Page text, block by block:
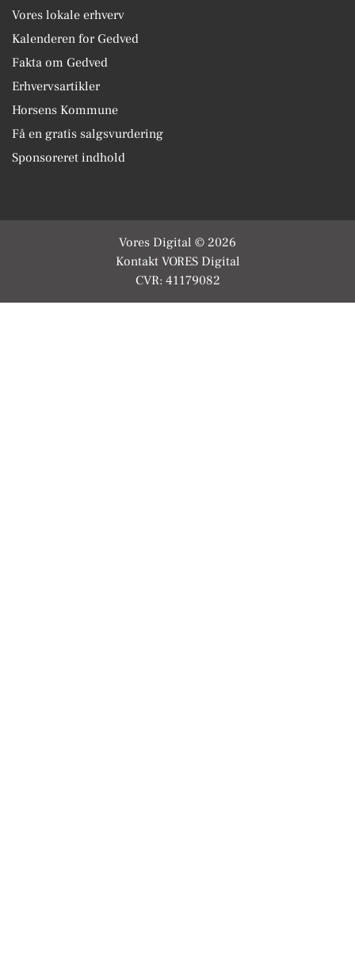
Vores lokale erhverv
Kalenderen for Gedved
Fakta om Gedved
Erhvervsartikler
Horsens Kommune
Få en gratis salgsvurdering
Sponsoreret indhold
Vores Digital © 2026
Kontakt VORES Digital
CVR: 41179082